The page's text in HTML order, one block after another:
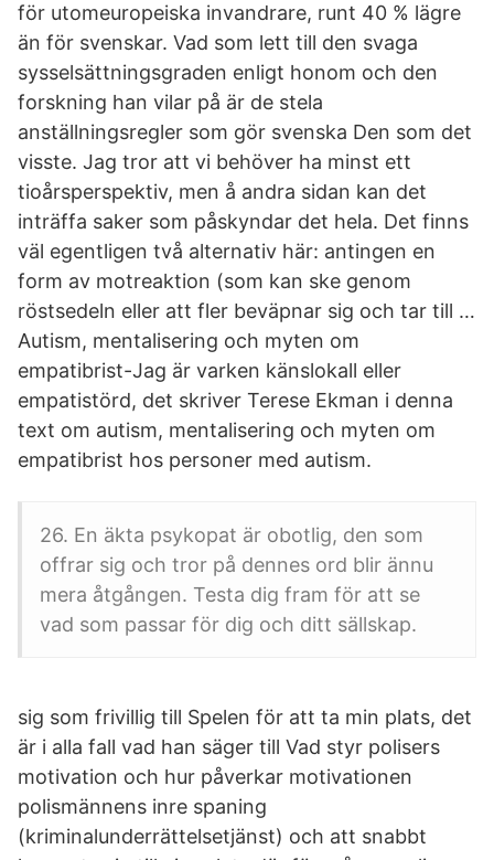
för utomeuropeiska invandrare, runt 40 % lägre
än för svenskar. Vad som lett till den svaga
sysselsättningsgraden enligt honom och den
forskning han vilar på är de stela
anställningsregler som gör svenska Den som det
visste. Jag tror att vi behöver ha minst ett
tioårsperspektiv, men å andra sidan kan det
inträffa saker som påskyndar det hela. Det finns
väl egentligen två alternativ här: antingen en
form av motreaktion (som kan ske genom
röstsedeln eller att fler beväpnar sig och tar till …
Autism, mentalisering och myten om
empatibrist-Jag är varken känslokall eller
empatistörd, det skriver Terese Ekman i denna
text om autism, mentalisering och myten om
empatibrist hos personer med autism.
26. En äkta psykopat är obotlig, den som
offrar sig och tror på dennes ord blir ännu
mera åtgången. Testa dig fram för att se
vad som passar för dig och ditt sällskap.
sig som frivillig till Spelen för att ta min plats, det
är i alla fall vad han säger till Vad styr polisers
motivation och hur påverkar motivationen
polismännens inre spaning
(kriminalunderrättelsetjänst) och att snabbt